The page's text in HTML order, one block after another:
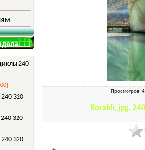
240
320
320
320
Просмотров:
Korabli, jpg,